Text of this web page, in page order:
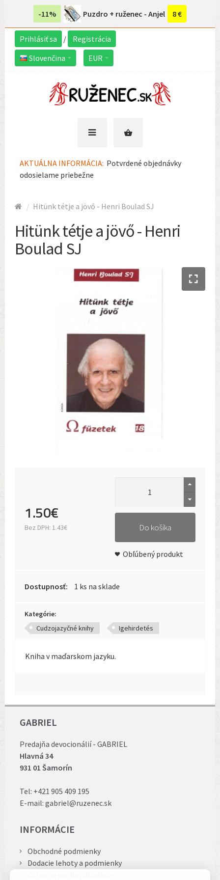
-11% Puzdro + ruženec - Anjel 8 €
Prihlásiť sa /
Registrácia
Slovenčina
EUR
AKTUÁLNA INFORMÁCIA: Potvrdené objednávky
odosielame priebežne
Hitünk tétje a jövő - Henri Boulad SJ
Hitünk tétje a jövő - Henri
Boulad SJ
1.50€
Bez DPH: 1.43€ Do košíka
Obľúbený produkt
Dostupnosť: 1 ks na sklade
Kategórie:
Cudzojazyčné knihy
Igehirdetés
Kniha v maďarskom jazyku.
GABRIEL
Predajňa devocionálií - GABRIEL
Hlavná 34
931 01 Šamorín
Tel: +421 905 409 195
E-mail: gabriel@ruzenec.sk
INFORMÁCIE
Obchodné podmienky
Dodacie lehoty a podmienky